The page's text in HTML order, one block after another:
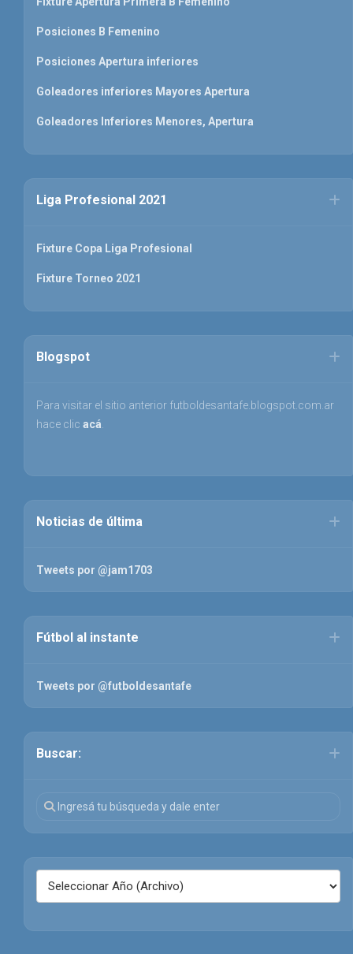
Posiciones B Femenino
Posiciones Apertura inferiores
Goleadores inferiores Mayores Apertura
Goleadores Inferiores Menores, Apertura
Liga Profesional 2021
Fixture Copa Liga Profesional
Fixture Torneo 2021
Blogspot
Para visitar el sitio anterior futboldesantafe.blogspot.com.ar
hace clic acá
Noticias de última
Tweets por @jam1703
Fútbol al instante
Tweets por @futboldesantafe
Buscar: